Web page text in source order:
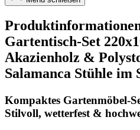
Gartentisch-Set
Akazienholz &
Salamanca Stühle im
Kompaktes Gartenmöbel-
Stilvoll, wetterfest &